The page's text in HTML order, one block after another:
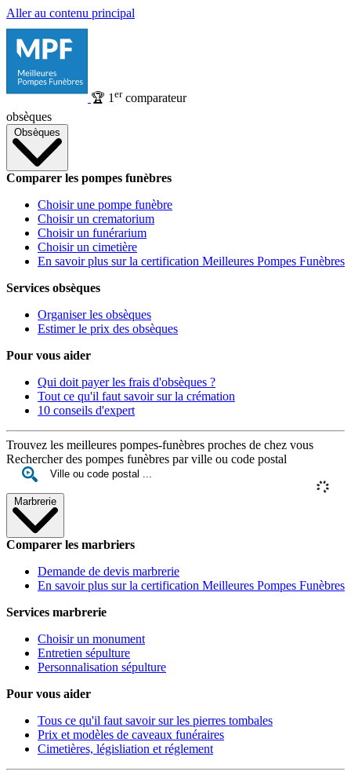
Aller au contenu principal
🏆 1 ercomparateur
obsèques
Obsèques
Comparer les pompes funèbres
Choisir une pompe funèbre
Choisir un crematorium
Choisir un funérarium
Choisir un cimetière
En savoir plus sur la certification Meilleures Pompes Funèbres
Services obsèques
Organiser les obsèques
Estimer le prix des obsèques
Pour vous aider
Qui doit payer les frais d'obsèques ?
Tout ce qu'il faut savoir sur la crémation
10 conseils d'expert
Trouvez les meilleures pompes-funèbres proches de chez vous
Rechercher des pompes funèbres par ville ou code postal
Marbrerie
Comparer les marbriers
Demande de devis marbrerie
En savoir plus sur la certification Meilleures Pompes Funèbres
Services marbrerie
Choisir un monument
Entretien sépulture
Personnalisation sépulture
Pour vous aider
Tous ce qu'il faut savoir sur les pierres tombales
Prix et modèles de caveaux funéraires
Cimetières, législiation et réglement